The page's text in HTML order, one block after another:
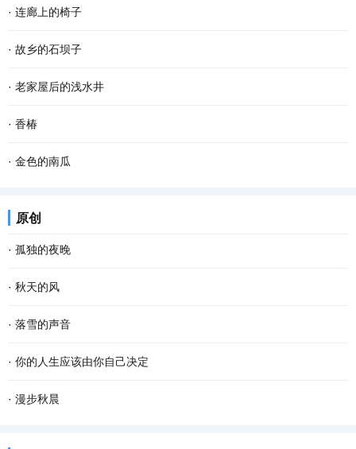
· 连廊上的椅子
在家具中我偏爱椅子。逢到一张看上去舒服又式样殊别的椅子，我便
想把它请入家中；若是幸遇一把古意盈然的老椅子就更想拥有；当然
这样的椅子已经不是用来坐的，而是摆放在那里...
· 故乡的石坝子
说起坝子，在云贵高原是土壤肥沃、灌溉便利的平原地带。在江津，
坝子即晒坝，就是专门晒粮食的场地，有用石灰或者水泥铺在泥地上
平整的坝子，也有天然的晒场。江津多是连绵起...
· 老家屋后的浅水井
每次回到山圪崂里的化庙老家，当我情不自禁地去看屋后那口井时，
它，也像一只苍老的眼睛，在和我默默对视。那眼神，平淡而落寞，
· 香椿
晚饭。 夫人上席，小姐坐夫人对面，香椿站一边。老爷走后，到了饭
· 金色的南瓜
原创
· 孤独的夜晚
这个夜晚我又孤独了 从没想过 会离幸福这么遥远 当我疲惫不堪时 站
在皎洁的月亮下 被风呛得咳嗽了数声 遥远的 我仿佛看见了 依稀中你
久违的笑容 这个夜晚好像有了 记忆里的流浪...
· 秋天的风
秋天的风 相对于夏天的风 多了一丝凉意 相对于冬天的风 又多了些许
温存 而相对于春天的风 却多了几分萧瑟和寂寥 秋天的风宛如一支孩
童的画笔 为世界增添了几笔浓浓的色彩 那火红...
· 落雪的声音
雪花把诗歌写给冬天 大地打开一个明快的季节 屋顶瓦片浑然一色 万
物吟唱同一首童谣 一次次聆听冬的心跳 开阔的田野自由自在地呼吸
· 你的人生应该由你自己决定
看过一段话：“这个世界，没有任何一条规定，要你必须温柔开朗，要
· 漫步秋晨